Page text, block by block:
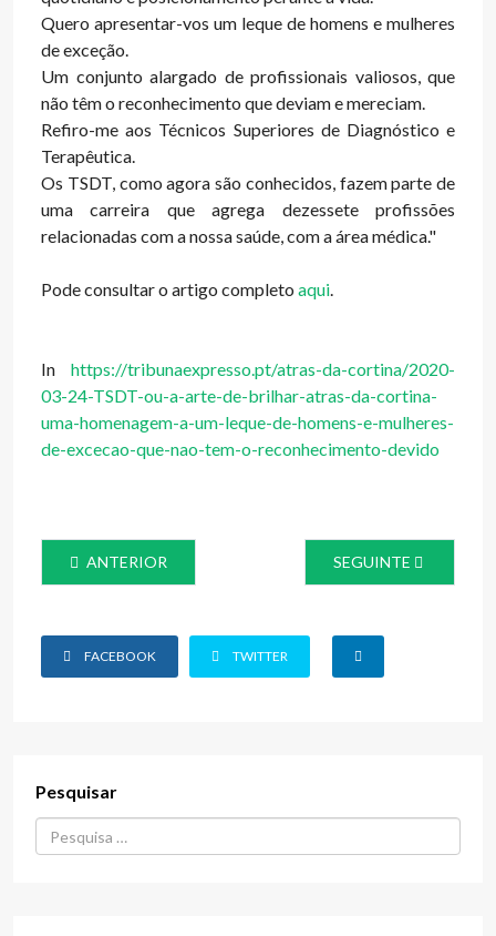
Quero apresentar-vos um leque de homens e mulheres
de exceção.
Um conjunto alargado de profissionais valiosos, que
não têm o reconhecimento que deviam e mereciam.
Refiro-me aos Técnicos Superiores de Diagnóstico e
Terapêutica.
Os TSDT, como agora são conhecidos, fazem parte de
uma carreira que agrega dezessete profissões
relacionadas com a nossa saúde, com a área médica."
Pode consultar o artigo completo aqui.
In https://tribunaexpresso.pt/atras-da-cortina/2020-
03-24-TSDT-ou-a-arte-de-brilhar-atras-da-cortina-
uma-homenagem-a-um-leque-de-homens-e-mulheres-
de-excecao-que-nao-tem-o-reconhecimento-devido
ARTIGO ANTERIOR: COVID-19: HÁ 40 TSDT INFETADOS,
ANTERIOR ARTIGO SEGUINTE:
SEGUINTE
FACEBOOK TWITTER
Pesquisar
Procurar...